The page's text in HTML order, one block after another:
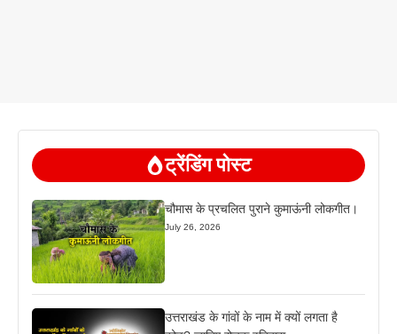
ट्रेंडिंग पोस्ट
चौमास के प्रचलित पुराने कुमाऊंनी लोकगीत।
July 26, 2026
उत्तराखंड के गांवों के नाम में क्यों लगता है